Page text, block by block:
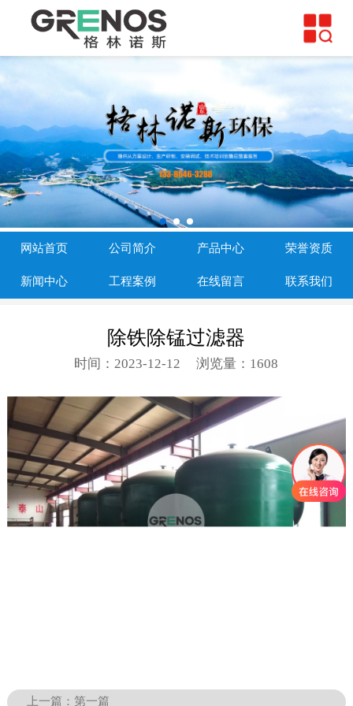
公司简介
荣誉资质
新闻中心
工程案例
联系我们
网站首页 公司简介 产品中心 荣誉资质
新闻中心 工程案例 在线留言 联系我们
除铁除锰过滤器
时间：2023-12-12 浏览量：1608
上一篇：第一篇